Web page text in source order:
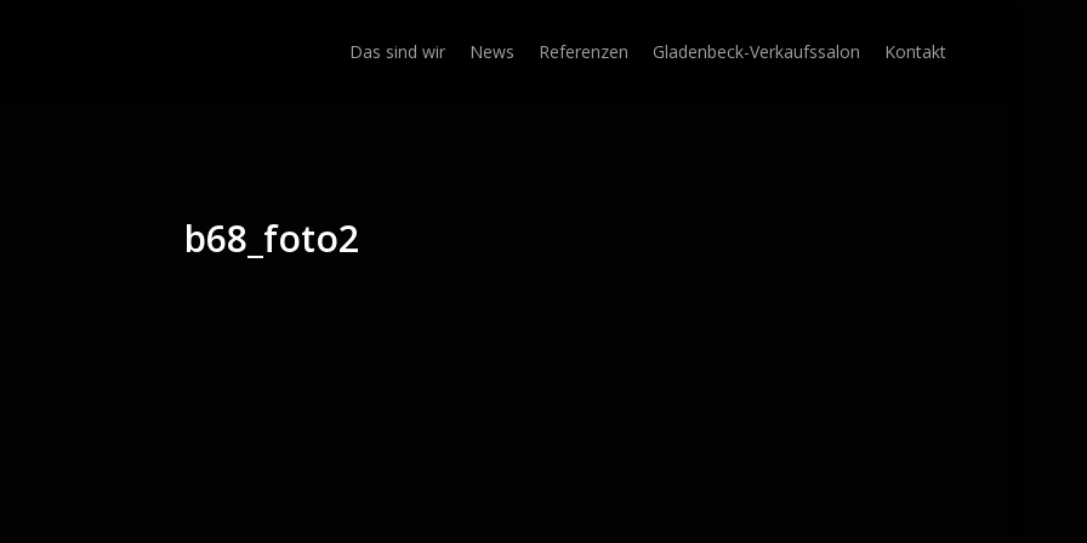
Das sind wir News Referenzen Gladenbeck-Verkaufssalon Kontakt
b68_foto2